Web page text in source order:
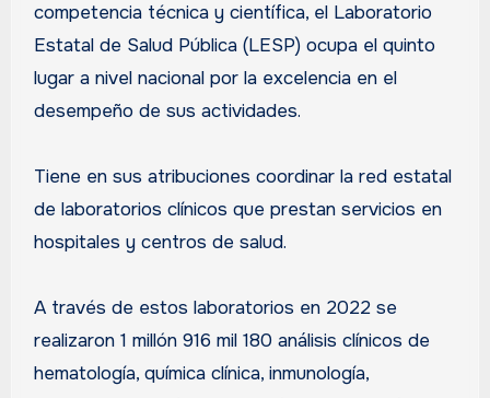
competencia técnica y científica, el Laboratorio
Estatal de Salud Pública (LESP) ocupa el quinto
lugar a nivel nacional por la excelencia en el
desempeño de sus actividades.
Tiene en sus atribuciones coordinar la red estatal
de laboratorios clínicos que prestan servicios en
hospitales y centros de salud.
A través de estos laboratorios en 2022 se
realizaron 1 millón 916 mil 180 análisis clínicos de
hematología, química clínica, inmunología,